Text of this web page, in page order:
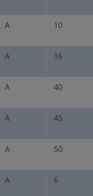
A 10
A 16
A 40
A 45
A 50
A 6